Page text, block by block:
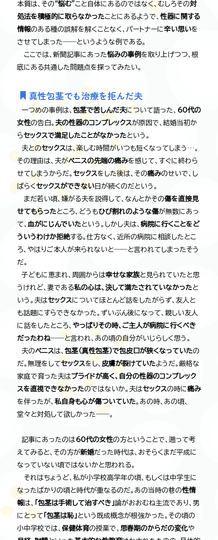
本質は、その“悩む”こと自体にあるのではなく、むしろその対
処法を積極的に取らなかったことにあるようで、 性器に関する
情報のある種の誤解を解くことなく、パートナーに辛い思いを
させてしまった――というような例である。
ここでは、新聞記事にあった悩みの事例 を取り上げつつ、根
底にある共通した問題点を探ってみたい。
真性包茎でも治療を拒んだ夫
一つめの事例は、 包茎で苦しんだ夫について語った、 60代の
女性の告白。 夫の性器のコンプレックスが原因で、結婚当初か
らセックスで満足したことがなかったという。
夫とのセックスは、楽しむ時間がいつも短くなってしまう…。
その理由は、夫がペニスの先端の痛みを感じて、すぐに終わら
せてしまうからだ。 セックスをした後は、その痛みのせいで、し
ばらくセックスができない 日が続くのだという。
まだ若い頃、嫌がる夫を説得して、なんとかその傷を直接見
せてもらったところ、どうもひび割れのような傷が無数にあっ
て、 血がにじんでいたという。しかし夫は、 病院に行くことをど
ういうわけか拒絶する。仕方なく、近所の病院に相談したとこ
ろ、やはりご本人が来られないと――と言われてしまったそう
だ。
子どもに恵まれ、周囲からは幸せな家族と見られていたと思
うけれど、妻である私の心は、決して満たされていなかったと
いう。夫はセックスについてほとんど話をしたがらず、友人と
も話題にすらできなかった。ずいぶん後になって、親しい友人
に話をしたところ、 やっぱりその時、ご主人が病院に行くべき
だったわね――と言われ、あの頃の自分がいじらしく思う。
夫のペニスは、 包茎（真性包茎）で包皮口が狭くなっていたの
だ。無理をしてセックスをし、 皮膚が裂けていたようだ。厳格な
家庭で育った夫はプライドが高く、自分の性器のコンプレック
スを直視できなかったのではないか。夫はセックスの時に痛み
を伴ったが、 私自身も心が傷ついていた。あの時、あの頃、
堂々と対処して欲しかった――。
記事にあったのは60代の女性の方ということで、遡って考
えてみると、その方が新婚だった時代は、おそらくまだ平成に
なっていない頃ではないかと思われる。
それはちょうど、私が小学校高学年の頃、もしくは中学生に
なったばかりの頃と時代が重なるのだ。あの当時の巷の性情
報は、 「包茎は手術して治すべき」 論がおおむね主流であり、男
にとって 「包茎は恥」
という既成概念が根強かった。その頃の
小中学校では、 保健体育の授業で、 思春期のからだの変化や